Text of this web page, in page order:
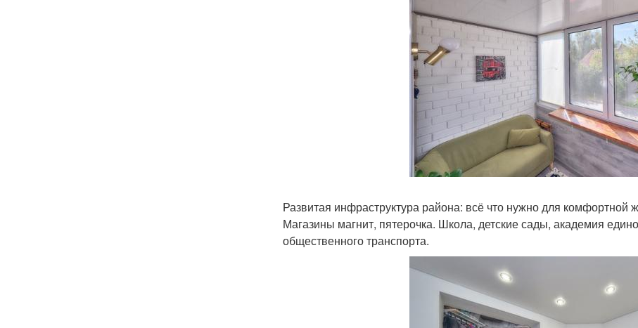
Развитая инфраструктура района: всё что нужно для комфортной
Магазины магнит, пятерочка. Школа, детские сады, академия
общественного транспорта.